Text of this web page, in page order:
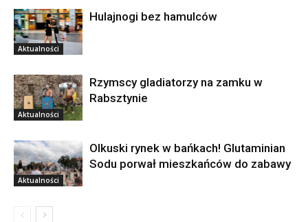
Aktualności
Hulajnogi bez hamulców
Aktualności
Rzymscy gladiatorzy na zamku w
Rabsztynie
Aktualności
Olkuski rynek w bańkach! Glutaminian
Sodu porwał mieszkańców do zabawy